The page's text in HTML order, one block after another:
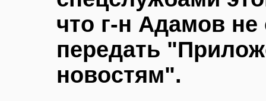
что г-н Адамов не
передать
новостям".